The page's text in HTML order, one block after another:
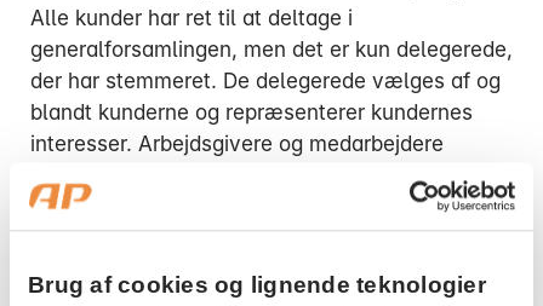
Brug af cookies og lignende teknologier
Alle kunder har ret til at deltage i
generalforsamlingen, men det er kun delegerede,
der har stemmeret. De delegerede vælges af og
blandt kunderne og repræsenterer kundernes
interesser. Arbejdsgivere og medarbejdere
i 2019 kunne AP Pension fejre de første 100 år